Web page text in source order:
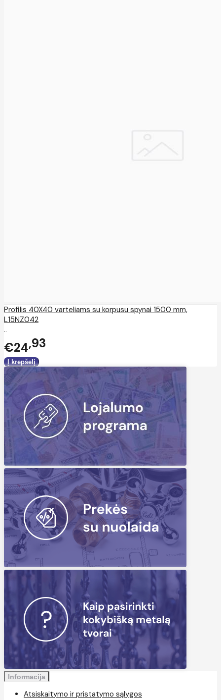
Profilis 40X40 varteliams su korpusu spynai 1500 mm,
L15NZ042
..
€24 93
Informacija
Atsiskaitymo ir pristatymo sąlygos